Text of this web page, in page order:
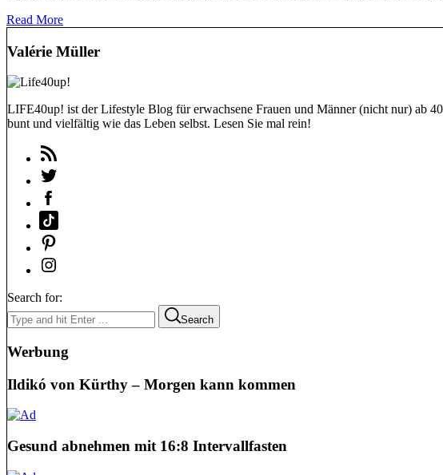
Read More
Valérie Müller
LIFE40up! ist der Lifestyle Blog für erwachsene Frauen und Männer (nicht nur) ab
bunt und vielfältig wie das Leben selbst. Lesen Sie mal rein!
Search for:
Search
Werbung
Ildikó von Kürthy – Morgen kann kommen
Gesund abnehmen mit 16:8 Intervallfasten